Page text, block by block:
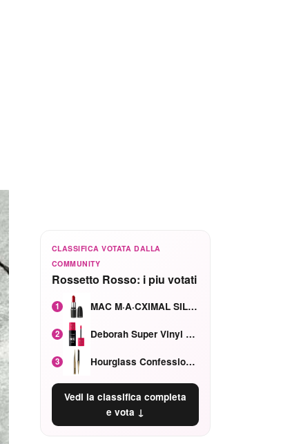
CLASSIFICA VOTATA DALLA
COMMUNITY
Rossetto Rosso: i piu votati
1 MAC M·A·CXIMAL SILKY MATTE Red Rock mat
2 Deborah Super Vinyl Shake Rosa Ciliegia
3 Hourglass Confession Ricaricabile Ultra Preciso Ad Alta Intensità Secretly Classic Red
Vedi la classifica completa
e vota ↓